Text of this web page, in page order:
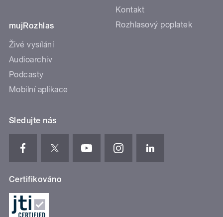
mujRozhlas
Živé vysílání
Audioarchiv
Podcasty
Mobilní aplikace
Kontakt
Rozhlasový poplatek
Sledujte nás
Certifikováno